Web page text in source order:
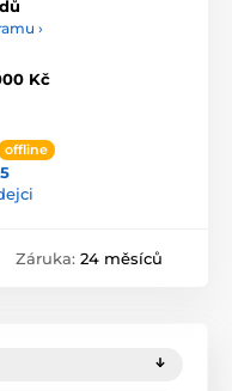
›
Kč
offline
Záruka: 24 měsíců